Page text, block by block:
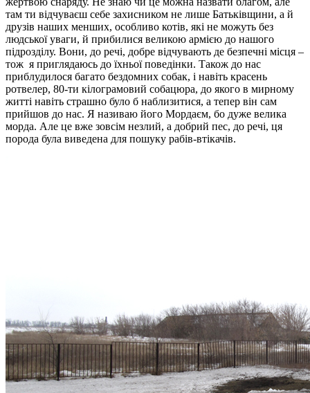
там ти відчуваєш себе захисником не лише Батьківщини, а й
друзів наших менших, особливо котів, які не можуть без
людської уваги, й прибилися великою армією до нашого
підрозділу. Вони, до речі, добре відчувають де безпечні місця –
тож я приглядаюсь до їхньої поведінки. Також до нас
приблудилося багато бездомних собак, і навіть красень
ротвелер, 80-ти кілограмовий собацюра, до якого в мирному
житті навіть страшно було б наблизитися, а тепер він сам
прийшов до нас. Я називаю його Мордаєм, бо дуже велика
морда. Але це вже зовсім незлий, а добрий пес, до речі, ця
порода була виведена для пошуку рабів-втікачів.